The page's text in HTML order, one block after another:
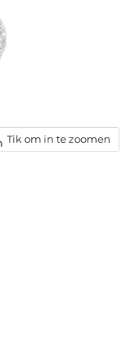
Tik om in te zoomen